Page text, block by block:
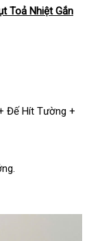
Toả Nhiệt Gắn
Đế Hít Tường +